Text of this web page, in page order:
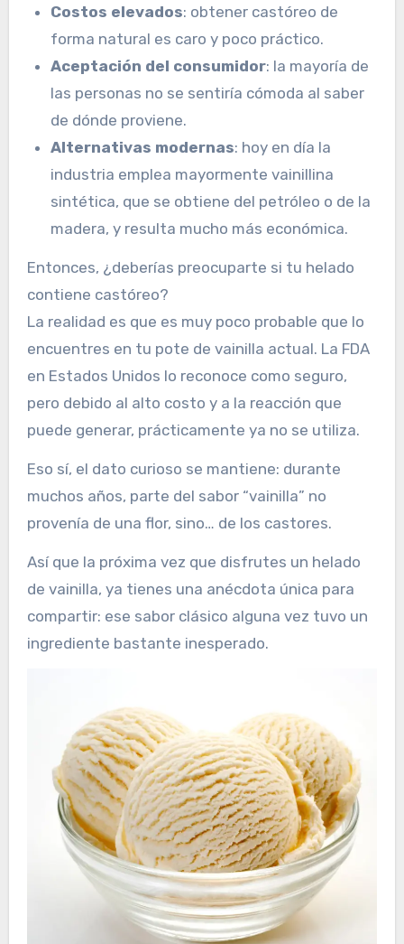
Costos elevados: obtener castóreo de
forma natural es caro y poco práctico.
Aceptación del consumidor: la mayoría de
las personas no se sentiría cómoda al saber
de dónde proviene.
Alternativas modernas: hoy en día la
industria emplea mayormente vainillina
sintética, que se obtiene del petróleo o de la
madera, y resulta mucho más económica.
Entonces, ¿deberías preocuparte si tu helado
contiene castóreo?
La realidad es que es muy poco probable que lo
encuentres en tu pote de vainilla actual. La FDA
en Estados Unidos lo reconoce como seguro,
pero debido al alto costo y a la reacción que
puede generar, prácticamente ya no se utiliza.
Eso sí, el dato curioso se mantiene: durante
muchos años, parte del sabor “vainilla” no
provenía de una flor, sino… de los castores.
Así que la próxima vez que disfrutes un helado
de vainilla, ya tienes una anécdota única para
compartir: ese sabor clásico alguna vez tuvo un
ingrediente bastante inesperado.